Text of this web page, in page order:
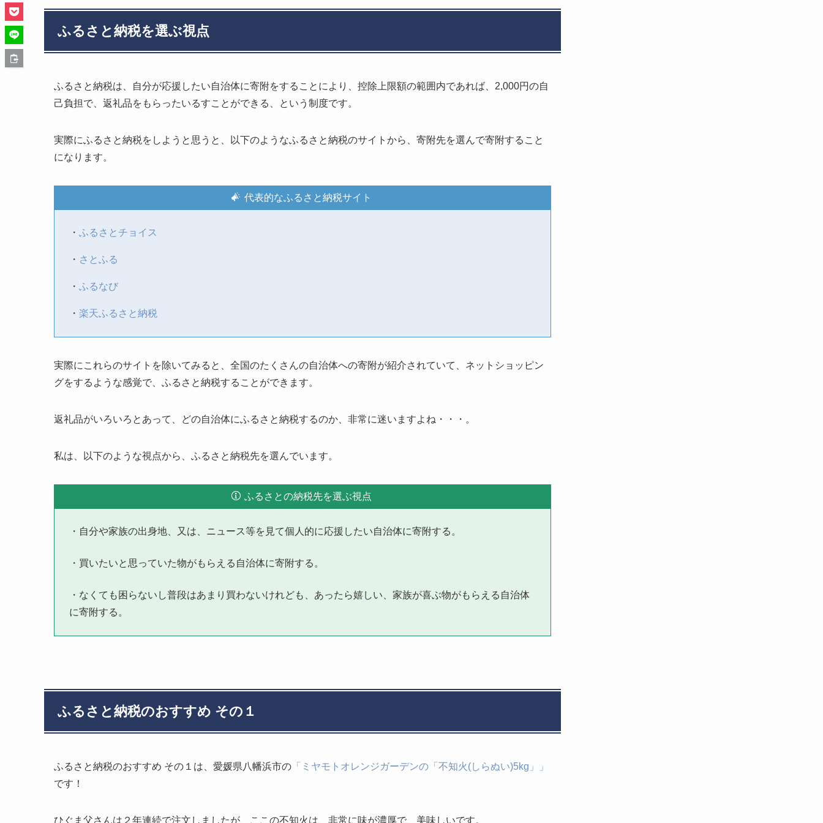
ふるさと納税を選ぶ視点
ふるさと納税は、自分が応援したい自治体に寄附をすることにより、控除上限額の範囲内であれば、2,000円の自
己負担で、返礼品をもらったいるすことができる、という制度です。
実際にふるさと納税をしようと思うと、以下のようなふるさと納税のサイトから、寄附先を選んで寄附すること
になります。
代表的なふるさと納税サイト
・ ふるさとチョイス
・ さとふる
・ ふるなび
・ 楽天ふるさと納税
実際にこれらのサイトを除いてみると、全国のたくさんの自治体への寄附が紹介されていて、ネットショッピン
グをするような感覚で、ふるさと納税することができます。
返礼品がいろいろとあって、どの自治体にふるさと納税するのか、非常に迷いますよね・・・。
私は、以下のような視点から、ふるさと納税先を選んでいます。
ふるさとの納税先を選ぶ視点
・自分や家族の出身地、又は、ニュース等を見て個人的に応援したい自治体に寄附する。
・買いたいと思っていた物がもらえる自治体に寄附する。
・なくても困らないし普段はあまり買わないけれども、あったら嬉しい、家族が喜ぶ物がもらえる自治体
に寄附する。
ふるさと納税のおすすめ その１
ふるさと納税のおすすめ その１は、愛媛県八幡浜市の 「ミヤモトオレンジガーデンの「不知火(しらぬい)5kg」」
です！
ひぐま父さんは２年連続で注文しましたが、ここの不知火は、非常に味が濃厚で、美味しいです。